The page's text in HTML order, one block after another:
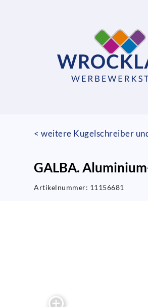
< weitere Kugelschreiber
GALBA.
Artikelnummer: 11156681